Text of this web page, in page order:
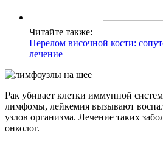
Читайте также:
Перелом височной кости:
лечение
Рак убивает клетки иммунной
лимфомы, лейкемия вызывают
узлов организма. Лечение таких
онколог.